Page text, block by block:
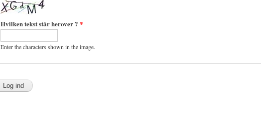
Hvilken tekst står herover ? *
Enter the characters shown in the image.